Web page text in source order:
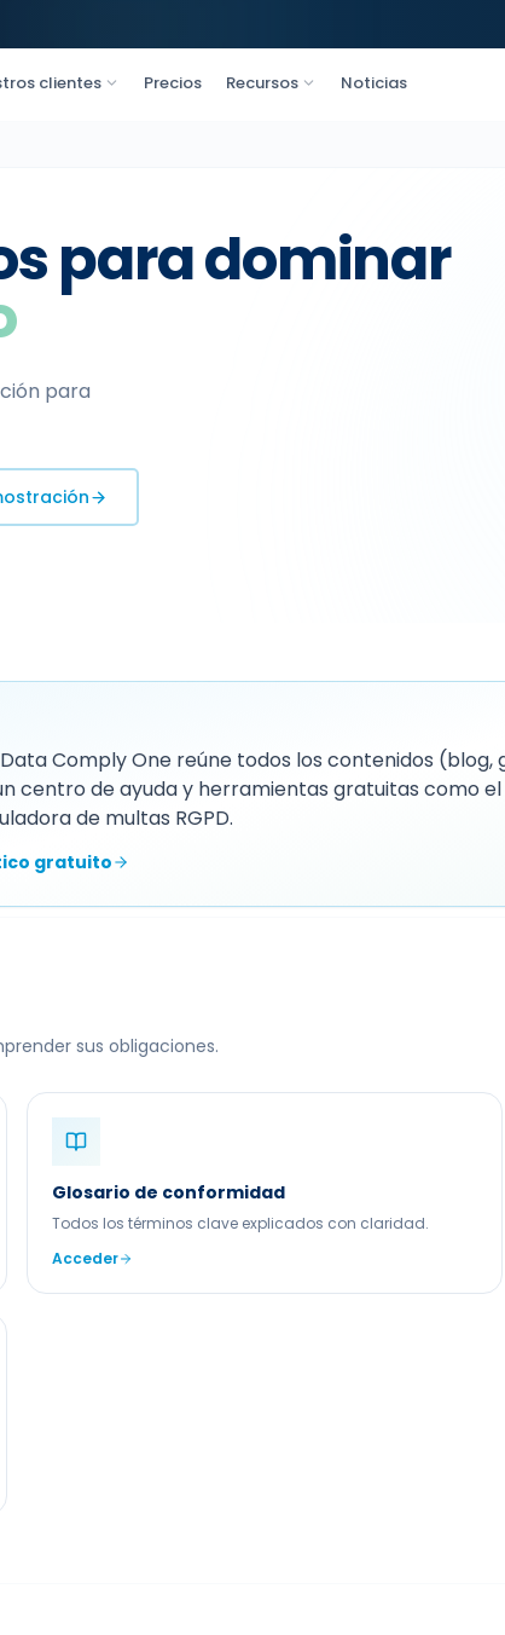
clientes Precios Recursos Noticias
para dominar
para
Comply One reúne todos los contenidos (blog,
centro de ayuda y herramientas gratuitas como
de multas RGPD.
gratuito
sus obligaciones.
Glosario de conformidad
Todos los términos clave explicados con claridad.
Acceder